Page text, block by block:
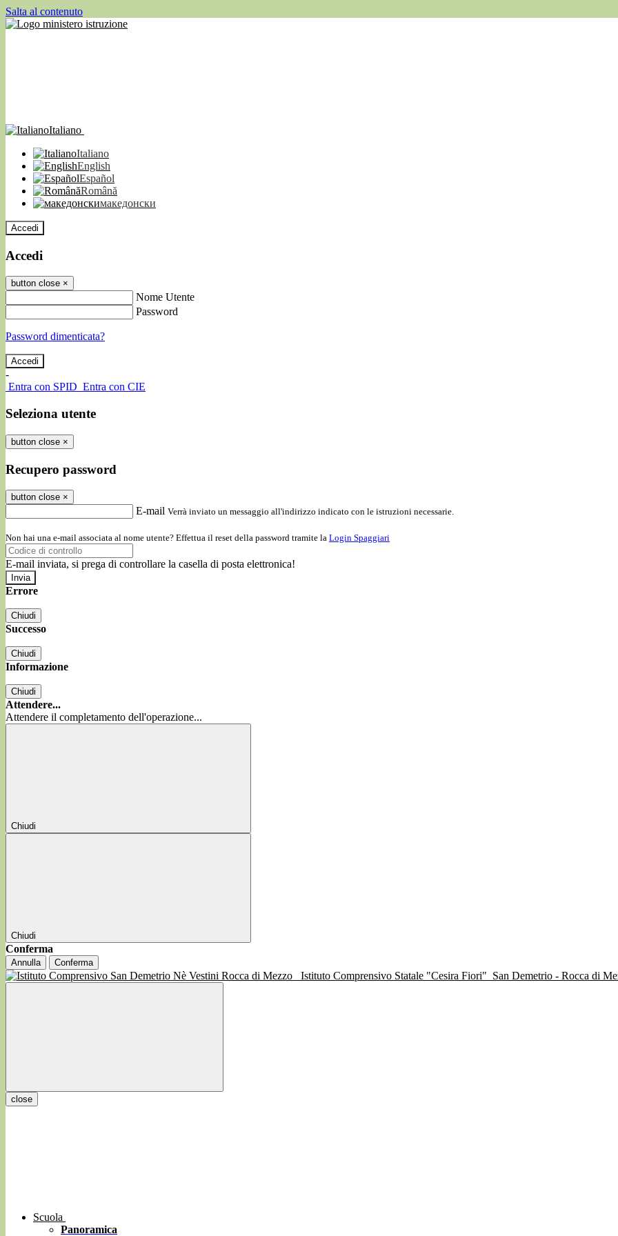
Salta al contenuto
Italiano
Italiano
English
Español
Română
македонски
Accedi
Accedi
button close ×
Nome Utente
Password
Password dimenticata?
-
Entra con SPID Entra con CIE
Seleziona utente
button close ×
Recupero password
button close ×
E-mail Verrà inviato un messaggio all'indirizzo indicato con le istruzioni necessarie.
Non hai una e-mail associata al nome utente? Effettua il reset della password tramite la Login Spaggiari
E-mail inviata, si prega di controllare la casella di posta elettronica!
Errore
Chiudi
Successo
Chiudi
Informazione
Chiudi
Attendere...
Attendere il completamento dell'operazione...
Chiudi
Chiudi
Conferma
Annulla Conferma
Istituto Comprensivo Statale "Cesira Fiori" San Demetrio - Rocca di
close
Scuola
Panoramica